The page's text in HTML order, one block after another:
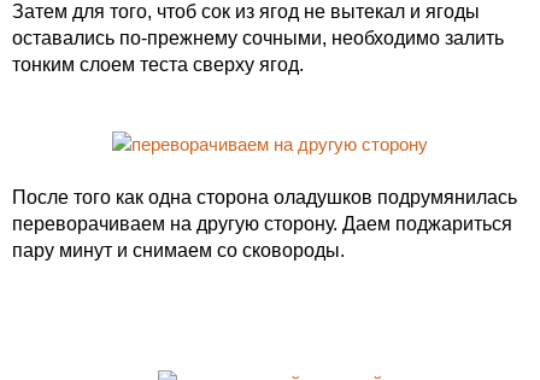
Затем для того, чтоб сок из ягод не вытекал и ягоды
оставались по-прежнему сочными, необходимо залить
тонким слоем теста сверху ягод.
После того как одна сторона оладушков подрумянилась
переворачиваем на другую сторону. Даем поджариться
пару минут и снимаем со сковороды.